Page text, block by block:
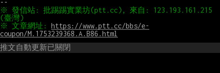
※ 發信站: 批踢踢實業坊(ptt.cc), 來自: 123.193.161.215
※ 文章網址: https://www.ptt.cc/bbs/e-
coupon/M.1753239368.A.B86.html
推文自動更新已關閉